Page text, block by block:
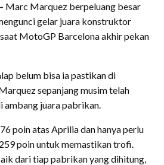
Marc Marquez berpeluang besar
gelar juara konstruktor
MotoGP Barcelona akhir pekan
belum bisa ia pastikan di
sepanjang musim telah
ambang juara pabrikan.
poin atas Aprilia dan hanya perlu
poin untuk memastikan trofi.
dari tiap pabrikan yang dihitung,